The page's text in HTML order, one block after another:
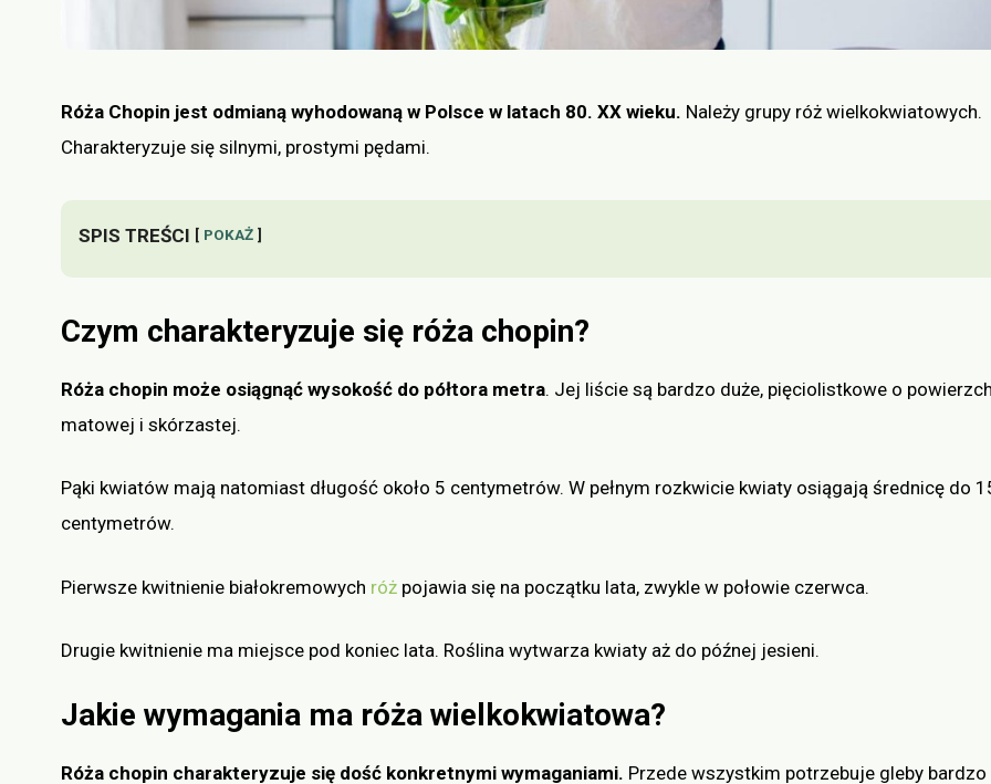
Róża Chopin jest odmianą wyhodowaną w Polsce w latach 80. XX wieku. Należy grupy róż wielkokwiatowych.
Charakteryzuje się silnymi, prostymi pędami.
SPIS TREŚCI POKAŻ
Czym charakteryzuje się róża chopin?
Róża chopin może osiągnąć wysokość do półtora metra. Jej liście są bardzo duże, pięciolistkowe o
matowej i skórzastej.
Pąki kwiatów mają natomiast długość około 5 centymetrów. W pełnym rozkwicie kwiaty osiągają średnicę do
centymetrów.
Pierwsze kwitnienie białokremowych róż pojawia się na początku lata, zwykle w połowie czerwca.
Drugie kwitnienie ma miejsce pod koniec lata. Roślina wytwarza kwiaty aż do późnej jesieni.
Jakie wymagania ma róża wielkokwiatowa?
Róża chopin charakteryzuje się dość konkretnymi wymaganiami. Przede wszystkim potrzebuje gleby bardzo